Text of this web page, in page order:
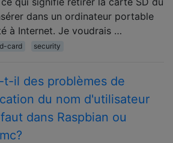
dans un ordinateur portable
à Internet. Je voudrais …
card security
t-il des problèmes de
du nom d'utilisateur
dans Raspbian ou